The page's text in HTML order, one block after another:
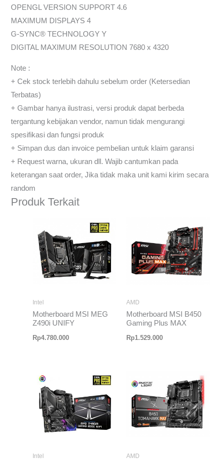
OPENGL VERSION SUPPORT 4.6
MAXIMUM DISPLAYS 4
G-SYNC® TECHNOLOGY Y
DIGITAL MAXIMUM RESOLUTION 7680 x 4320
Note :
+ Cek stock terlebih dahulu sebelum order (Ketersedian
Terbatas)
+ Gambar hanya ilustrasi, versi produk dapat berbeda
tergantung kebijakan vendor, namun tidak mengurangi
spesifikasi dan fungsi produk
+ Simpan dus dan invoice pembelian untuk klaim garansi
+ Request warna, ukuran dll. Wajib cantumkan pada
keterangan saat order, Jika tidak maka unit kami kirim secara
random
Produk Terkait
Intel
Motherboard MSI MEG
Z490i UNIFY
Rp4.780.000
AMD
Motherboard MSI B450
Gaming Plus MAX
Rp1.529.000
Intel AMD